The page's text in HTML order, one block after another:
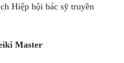
Hiệp hội bác sỹ truyền
Master